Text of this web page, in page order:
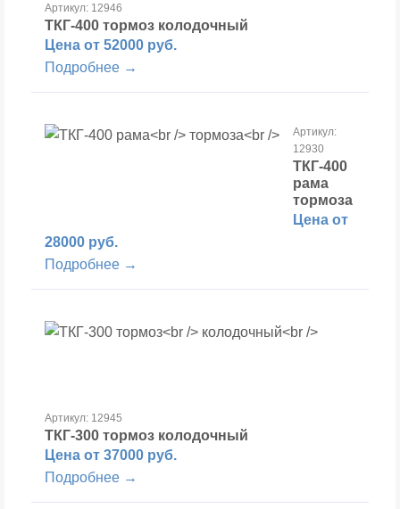
Артикул: 12946
ТКГ-400 тормоз колодочный
Цена от 52000 руб.
Подробнее →
Артикул:
12930
ТКГ-400
рама
тормоза
Цена от
28000 руб.
Подробнее →
Артикул: 12945
ТКГ-300 тормоз колодочный
Цена от 37000 руб.
Подробнее →